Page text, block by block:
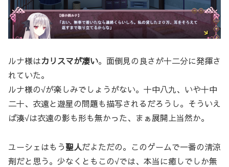
ルナ様はカリスマが凄い。面倒見の良さが十二分に発揮さ
れていた。
ルナ様の√が楽しみでしょうがない。十中八九、いや十中
二十、衣遠と遊星の問題も描写されるだろうし。そういえ
ば湊√は衣遠の影も形も無かった、まぁ展開上当然か。
ユーシェはもう聖人だよただの。このゲームで一番の清涼
剤だと思う。少なくともこの√では、本当に癒しでしか無